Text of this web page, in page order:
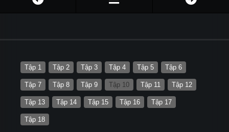
Tập 1 Tập 2 Tập 3 Tập 4 Tập 5 Tập 6
Tập 7 Tập 8 Tập 9 Tập 10 Tập 11 Tập 12
Tập 13 Tập 14 Tập 15 Tập 16 Tập 17
Tập 18